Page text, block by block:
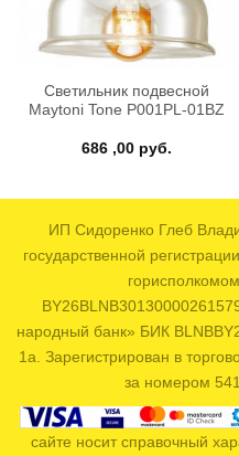
Светильник подвесной
Maytoni Tone P001PL-01BZ
686 ,00 руб.
ИП Сидоренко Глеб
государственной
народный банк» БИК
1а. Зарегистрирован в
за номером
сайте носит справочный